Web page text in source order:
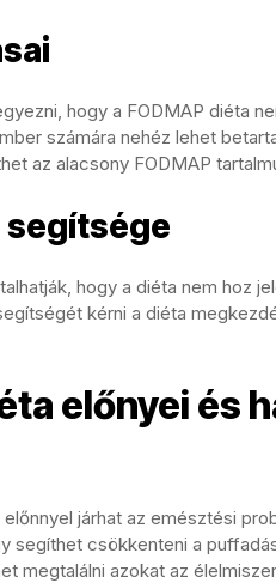
hogy a FODMAP diéta
számára nehéz lehet
az alacsony FODMAP
segítsége
hogy a diéta nem hoz
kérni a diéta
előnyei és
járhat az emésztési
segíthet csökkenteni a
megtalálni azokat az